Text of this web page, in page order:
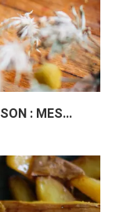
: MES...